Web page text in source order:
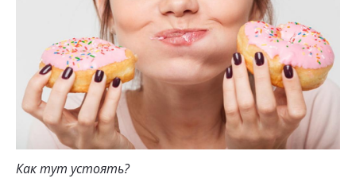
Как тут устоять?